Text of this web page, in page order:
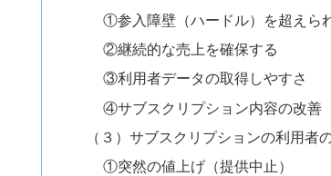
①参入障壁（ハードル）を超えら
②継続的な売上を確保する
③利用者データの取得しやすさ
④サブスクリプション内容の改善
（３）サブスクリプションの利用者
①突然の値上げ（提供中止）